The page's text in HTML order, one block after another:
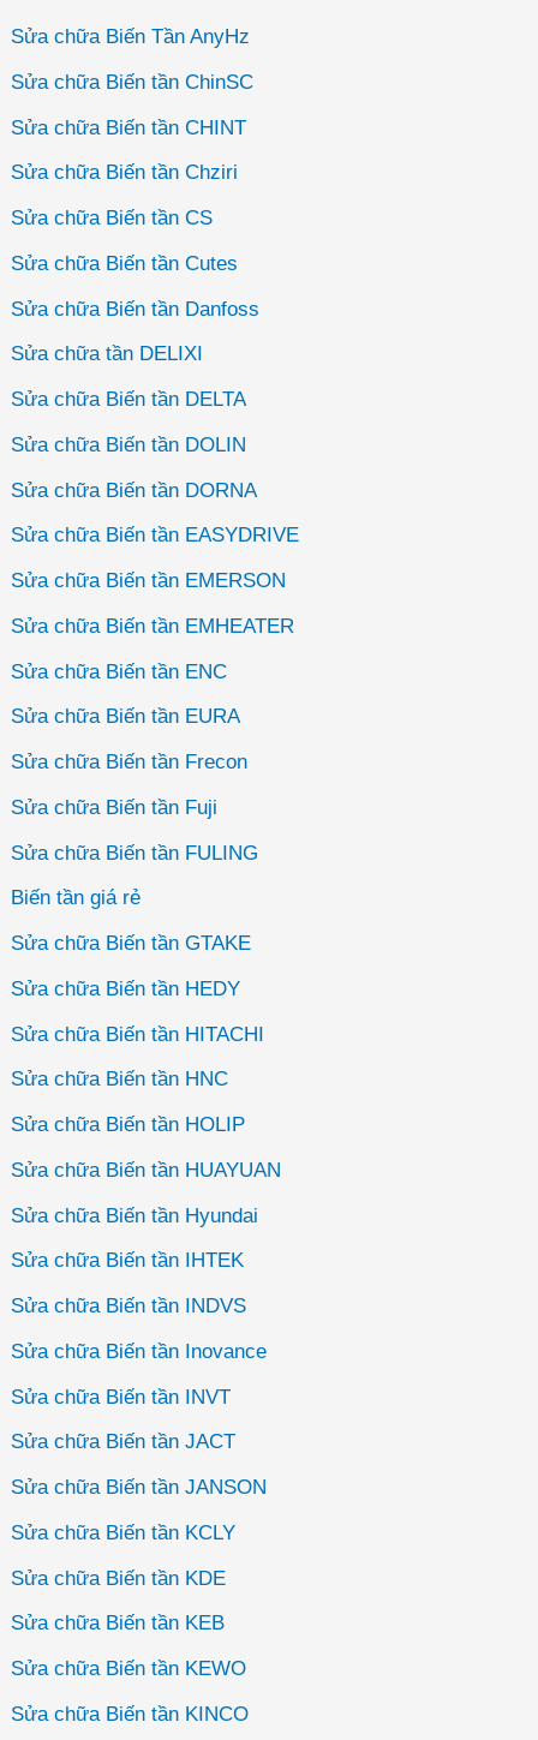
Sửa chữa Biến Tần AnyHz
Sửa chữa Biến tần ChinSC
Sửa chữa Biến tần CHINT
Sửa chữa Biến tần Chziri
Sửa chữa Biến tần CS
Sửa chữa Biến tần Cutes
Sửa chữa Biến tần Danfoss
Sửa chữa tần DELIXI
Sửa chữa Biến tần DELTA
Sửa chữa Biến tần DOLIN
Sửa chữa Biến tần DORNA
Sửa chữa Biến tần EASYDRIVE
Sửa chữa Biến tần EMERSON
Sửa chữa Biến tần EMHEATER
Sửa chữa Biến tần ENC
Sửa chữa Biến tần EURA
Sửa chữa Biến tần Frecon
Sửa chữa Biến tần Fuji
Sửa chữa Biến tần FULING
Biến tần giá rẻ
Sửa chữa Biến tần GTAKE
Sửa chữa Biến tần HEDY
Sửa chữa Biến tần HITACHI
Sửa chữa Biến tần HNC
Sửa chữa Biến tần HOLIP
Sửa chữa Biến tần HUAYUAN
Sửa chữa Biến tần Hyundai
Sửa chữa Biến tần IHTEK
Sửa chữa Biến tần INDVS
Sửa chữa Biến tần Inovance
Sửa chữa Biến tần INVT
Sửa chữa Biến tần JACT
Sửa chữa Biến tần JANSON
Sửa chữa Biến tần KCLY
Sửa chữa Biến tần KDE
Sửa chữa Biến tần KEB
Sửa chữa Biến tần KEWO
Sửa chữa Biến tần KINCO